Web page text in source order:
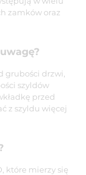
zamków oraz
grubości drzwi,
szyldów
przed
z szyldu więcej
które mierzy się